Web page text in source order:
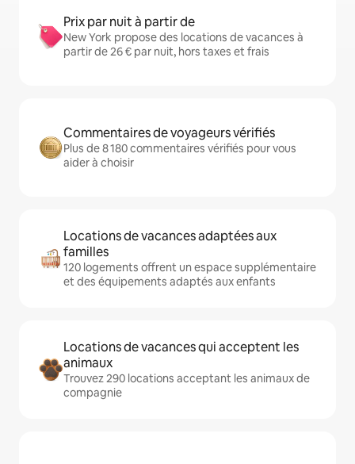
Prix par nuit à partir de
New York propose des locations de vacances à
partir de 26 € par nuit, hors taxes et frais
Commentaires de voyageurs vérifiés
Plus de 8 180 commentaires vérifiés pour vous
aider à choisir
Locations de vacances adaptées aux
familles
120 logements offrent un espace supplémentaire
et des équipements adaptés aux enfants
Locations de vacances qui acceptent les
animaux
Trouvez 290 locations acceptant les animaux de
compagnie